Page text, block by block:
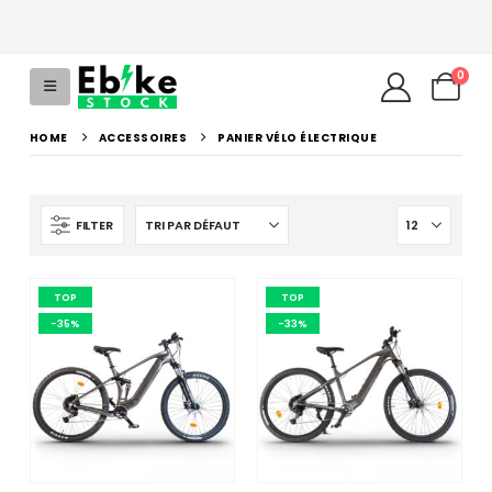
0
HOME ACCESSOIRES PANIER VÉLO ÉLECTRIQUE
FILTER
TOP
-35%
TOP
-33%